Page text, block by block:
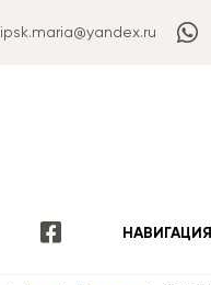
lipsk.maria@yandex.ru
НАВИГАЦИЯ